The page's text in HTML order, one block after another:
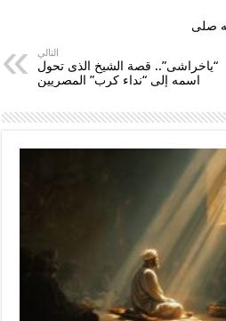
صلى
التالي
“ياخراشى”.. قصة الشيخ الذى تحول
اسمه إلى “نداء كرب” المصريين